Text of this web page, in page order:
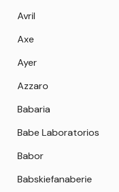
Avril
Axe
Ayer
Azzaro
Babaria
Babe Laboratorios
Babor
Babskiefanaberie